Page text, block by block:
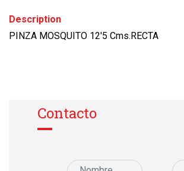
Description
PINZA MOSQUITO 12'5 Cms.RECTA
Contacto